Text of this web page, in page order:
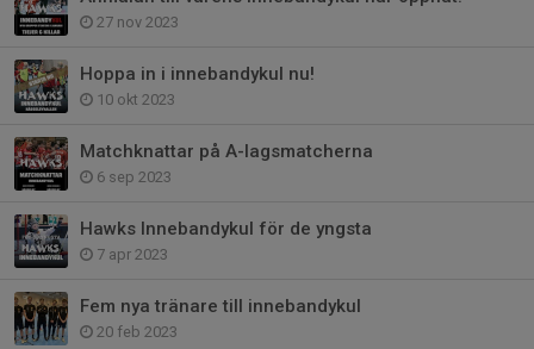
27 nov 2023
Hoppa in i innebandykul nu!
10 okt 2023
Matchknattar på A-lagsmatcherna
6 sep 2023
Hawks Innebandykul för de yngsta
7 apr 2023
Fem nya tränare till innebandykul
20 feb 2023